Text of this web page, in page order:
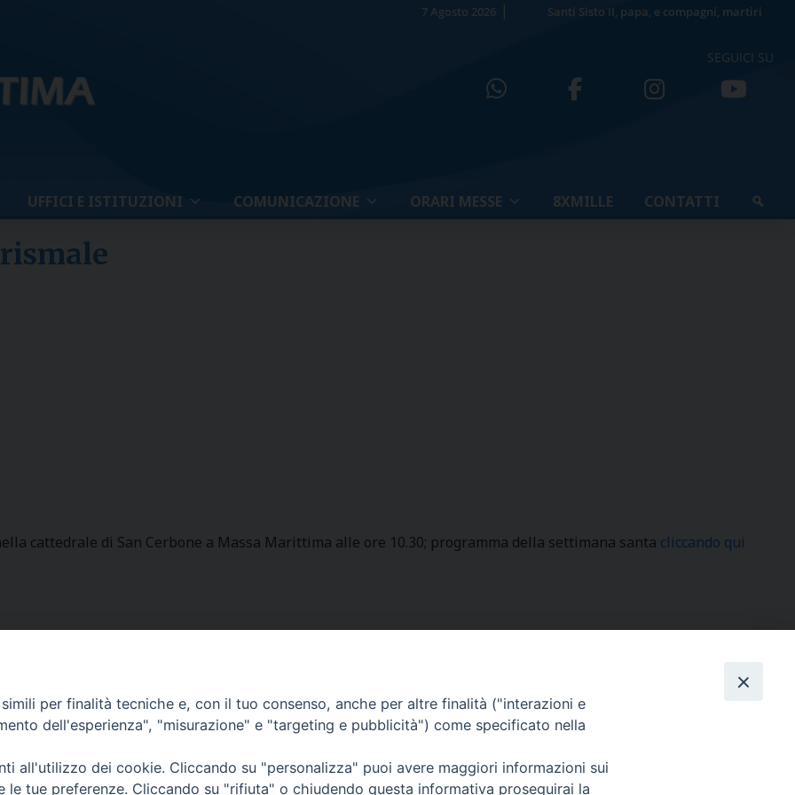
7 Agosto 2026 Santi Sisto II, papa, e compagni, martiri
SEGUICI SU
UFFICI E ISTITUZIONI COMUNICAZIONE ORARI MESSE 8XMILLE CONTATTI
cattedrale di San Cerbone a Massa Marittima alle ore 10.30; programma della settimana santa cliccando qui
Curia Massa Marittima:
P.zza Garibaldi 1 Tel: 0566 902039
Curia Piombino:
SEGUICI SU
per finalità tecniche e, con il tuo consenso, anche per altre finalità ("interazioni e
dell'esperienza", "misurazione" e "targeting e pubblicità") come specificato nella
all'utilizzo dei cookie. Cliccando su "personalizza" puoi avere maggiori informazioni sui
le tue preferenze. Cliccando su "rifiuta" o chiudendo questa informativa proseguirai la